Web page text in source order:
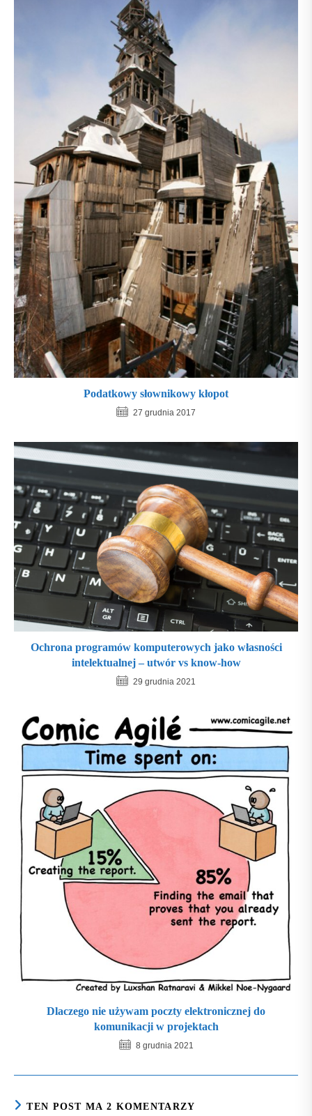
Podatkowy słownikowy kłopot
27 grudnia 2017
Ochrona programów komputerowych jako własności
intelektualnej – utwór vs know-how
29 grudnia 2021
Dlaczego nie używam poczty elektronicznej do
komunikacji w projektach
8 grudnia 2021
TEN POST MA 2 KOMENTARZY